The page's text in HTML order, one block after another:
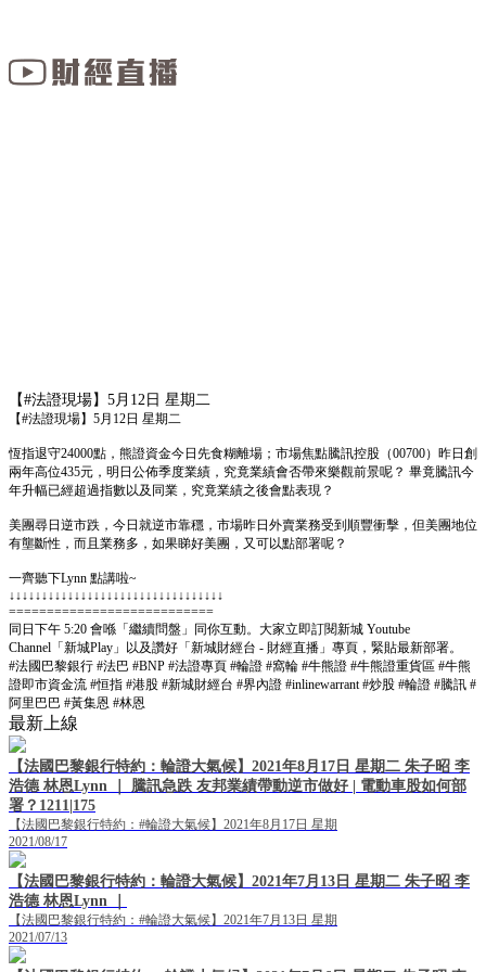
【#法證現場】5月12日 星期二
【#法證現場】5月12日 星期二
恆指退守24000點，熊證資金今日先食糊離場；市場焦點騰訊控股（00700）昨日創
兩年高位435元，明日公佈季度業績，究竟業績會否帶來樂觀前景呢？ 畢竟騰訊今
年升幅已經超過指數以及同業，究竟業績之後會點表現？
美團尋日逆市跌，今日就逆市靠穩，市場昨日外賣業務受到順豐衝擊，但美團地位
有壟斷性，而且業務多，如果睇好美團，又可以點部署呢？
一齊聽下Lynn 點講啦~
↓↓↓↓↓↓↓↓↓↓↓↓↓↓↓↓↓↓↓↓↓↓↓↓↓↓↓↓↓↓↓↓↓
===========================
同日下午 5:20 會喺「繼續問盤」同你互動。大家立即訂閱新城 Youtube
Channel「新城Play」以及讚好「新城財經台 - 財經直播」專頁，緊貼最新部署。
#法國巴黎銀行 #法巴 #BNP #法證專頁 #輪證 #窩輪 #牛熊證 #牛熊證重貨區 #牛熊
證即市資金流 #恒指 #港股 #新城財經台 #界內證 #inlinewarrant #炒股 #輪證 #騰訊 #
阿里巴巴 #黃集恩 #林恩
最新上線
【法國巴黎銀行特約：輪證大氣候】2021年8月17日 星期二 朱子昭 李
浩德 林恩Lynn ｜ 騰訊急跌 友邦業績帶動逆市做好 | 電動車股如何部
署？1211|175
【法國巴黎銀行特約：#輪證大氣候】2021年8月17日 星期
2021/08/17
【法國巴黎銀行特約：輪證大氣候】2021年7月13日 星期二 朱子昭 李
浩德 林恩Lynn ｜
【法國巴黎銀行特約：#輪證大氣候】2021年7月13日 星期
2021/07/13